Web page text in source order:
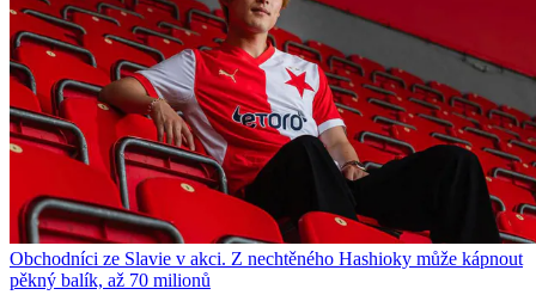
Obchodníci ze Slavie v akci. Z nechtěného Hashioky může kápnout
pěkný balík, až 70 milionů